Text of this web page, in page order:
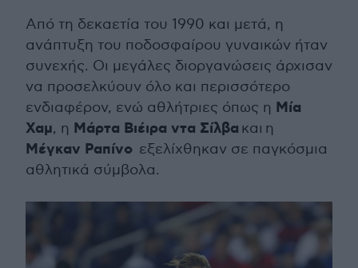
Από τη δεκαετία του 1990 και μετά, η
ανάπτυξη του ποδοσφαίρου γυναικών ήταν
συνεχής. Οι μεγάλες διοργανώσεις άρχισαν
να προσελκύουν όλο και περισσότερο
ενδιαφέρον, ενώ αθλήτριες όπως η Μία
Χαμ, η Μάρτα Βιέιρα ντα Σίλβα και η
Μέγκαν Ραπίνο εξελίχθηκαν σε παγκόσμια
αθλητικά σύμβολα.